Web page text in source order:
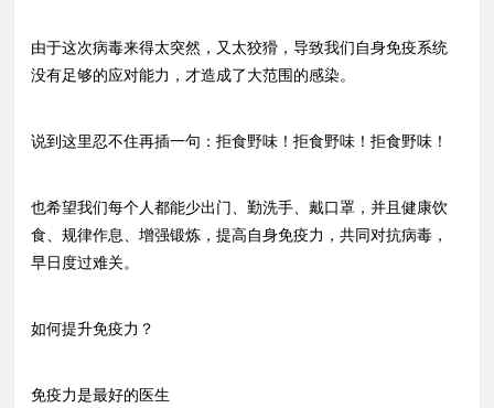
由于这次病毒来得太突然，又太狡猾，导致我们自身免疫系统
没有足够的应对能力，才造成了大范围的感染。
说到这里忍不住再插一句：拒食野味！拒食野味！拒食野味！
也希望我们每个人都能少出门、勤洗手、戴口罩，并且健康饮
食、规律作息、增强锻炼，提高自身免疫力，共同对抗病毒，
早日度过难关。
如何提升免疫力？
免疫力是最好的医生